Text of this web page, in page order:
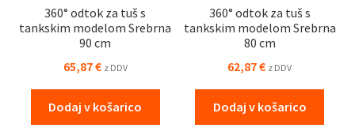
360° odtok za tuš s
tankskim modelom Srebrna
90 cm
65,87€ z DDV
Dodaj v košarico
360° odtok za tuš s
tankskim modelom Srebrna
80 cm
62,87€ z DDV
Dodaj v košarico